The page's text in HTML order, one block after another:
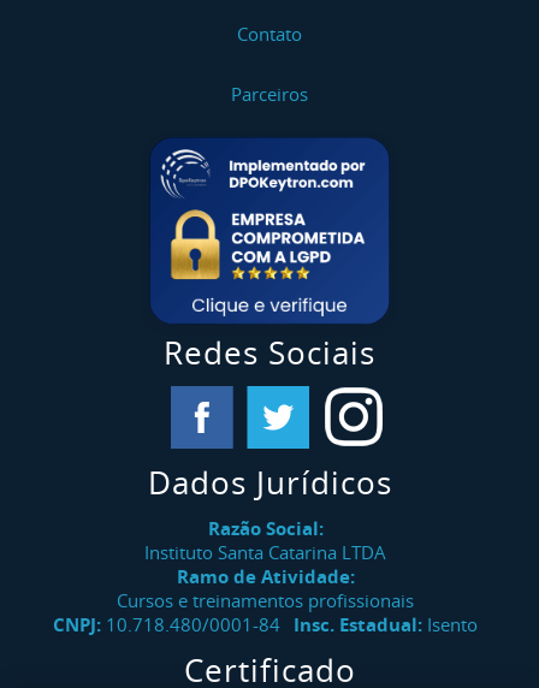
Contato
Parceiros
Redes Sociais
Dados Jurídicos
Razão Social:
Instituto Santa Catarina LTDA
Ramo de Atividade:
Cursos e treinamentos profissionais
CNPJ: 10.718.480/0001-84 Insc. Estadual: Isento
Certificado